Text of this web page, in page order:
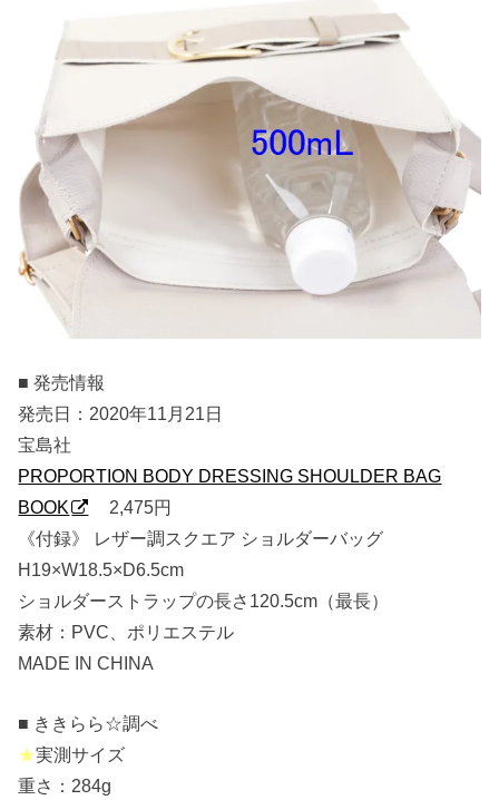
■ 発売情報
発売日：2020年11月21日
宝島社
PROPORTION BODY DRESSING SHOULDER BAG
BOOK
2,475円
《付録》 レザー調スクエア ショルダーバッグ
H19×W18.5×D6.5cm
ショルダーストラップの長さ120.5cm（最長）
素材：PVC、ポリエステル
MADE IN CHINA
■ ききらら☆調べ
★実測サイズ
重さ：284g